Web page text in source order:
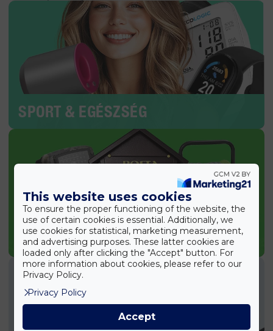
SPORT & EGÉSZSÉG
KERTI TERMÉKEK
This website uses cookies
To ensure the proper functioning of the website, the
use of certain cookies is essential. Additionally, we
use cookies for statistical, marketing measurement,
and advertising purposes. These latter cookies are
loaded only after clicking the "Accept" button. For
more information about cookies, please refer to our
Privacy Policy.
Privacy Policy
Accept